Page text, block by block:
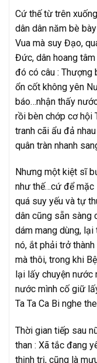
Cứ thế từ trên
dân dân năm bè
Vua mà suy Đạo,
Đức, dân hoang
đó có câu : Thượng
ổn cốt không yên
báo…nhận thấy
rồi bèn chớp cơ hội
tranh cãi ẩu đả
quân tràn nhanh
Nhưng một kiệt sĩ
như thế…cứ để mặc
quá suy yếu và tự
dân cũng sẵn sàng
dám mang dùng,
nó, ắt phải trở
mà thôi, trong khi
lại lấy chuyện
nước mình cố giữ
Ta Ta Ca Bi nghe
Thời gian tiếp sau
than : Xã tắc đang
thịnh trị, cũng là